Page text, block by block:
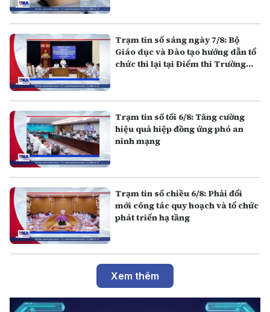
Trạm tin số sáng ngày 7/8: Bộ
Giáo dục và Đào tạo hướng dẫn tổ
chức thi lại tại Điểm thi Trường
Trạm tin số tối 6/8: Tăng cường
hiệu quả hiệp đồng ứng phó an
ninh mạng
Trạm tin số chiều 6/8: Phải đổi
mới công tác quy hoạch và tổ chức
phát triển hạ tầng
Xem thêm